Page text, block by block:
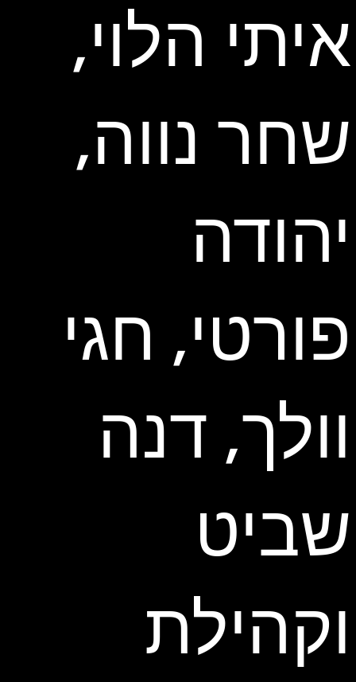
איתי הלוי,
שחר נווה,
יהודה
פורטי, חגי
וולך, דנה
שביט
וקהילת